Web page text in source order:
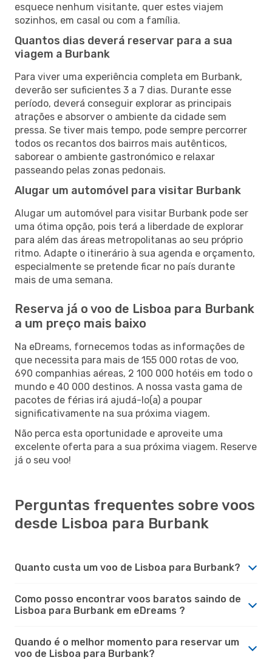
esquece nenhum visitante, quer estes viajem
sozinhos, em casal ou com a família.
Quantos dias deverá reservar para a sua
viagem a Burbank
Para viver uma experiência completa em Burbank,
deverão ser suficientes 3 a 7 dias. Durante esse
período, deverá conseguir explorar as principais
atrações e absorver o ambiente da cidade sem
pressa. Se tiver mais tempo, pode sempre percorrer
todos os recantos dos bairros mais autênticos,
saborear o ambiente gastronómico e relaxar
passeando pelas zonas pedonais.
Alugar um automóvel para visitar Burbank
Alugar um automóvel para visitar Burbank pode ser
uma ótima opção, pois terá a liberdade de explorar
para além das áreas metropolitanas ao seu próprio
ritmo. Adapte o itinerário à sua agenda e orçamento,
especialmente se pretende ficar no país durante
mais de uma semana.
Reserva já o voo de Lisboa para Burbank
a um preço mais baixo
Na eDreams, fornecemos todas as informações de
que necessita para mais de 155 000 rotas de voo,
690 companhias aéreas, 2 100 000 hotéis em todo o
mundo e 40 000 destinos. A nossa vasta gama de
pacotes de férias irá ajudá-lo(a) a poupar
significativamente na sua próxima viagem.
Não perca esta oportunidade e aproveite uma
excelente oferta para a sua próxima viagem. Reserve
já o seu voo!
Perguntas frequentes sobre voos
desde Lisboa para Burbank
Quanto custa um voo de Lisboa para Burbank?
Como posso encontrar voos baratos saindo de
Lisboa para Burbank em eDreams ?
Quando é o melhor momento para reservar um
voo de Lisboa para Burbank?